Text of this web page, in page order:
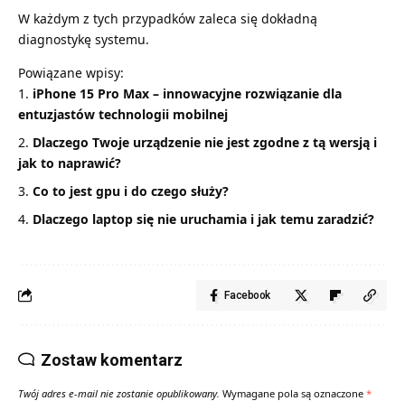
W każdym z tych przypadków zaleca się dokładną
diagnostykę systemu.
Powiązane wpisy:
iPhone 15 Pro Max – innowacyjne rozwiązanie dla
entuzjastów technologii mobilnej
Dlaczego Twoje urządzenie nie jest zgodne z tą wersją i
jak to naprawić?
Co to jest gpu i do czego służy?
Dlaczego laptop się nie uruchamia i jak temu zaradzić?
Facebook
Zostaw komentarz
Twój adres e-mail nie zostanie opublikowany. Wymagane pola są oznaczone *